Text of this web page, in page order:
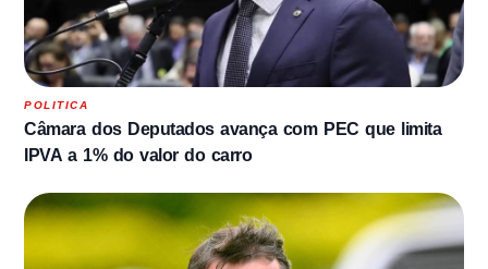
POLITICA
Câmara dos Deputados avança com PEC que limita
IPVA a 1% do valor do carro